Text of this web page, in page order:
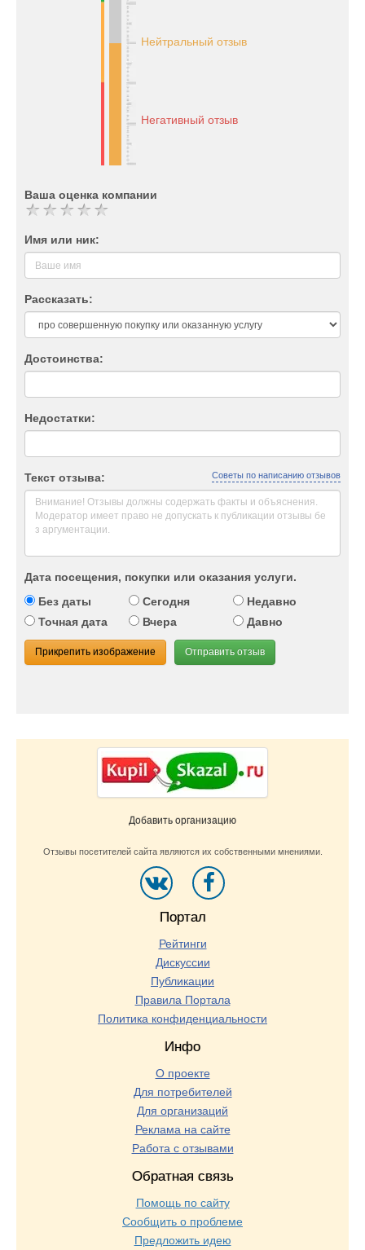
Нейтральный отзыв
Негативный отзыв
Ваша оценка компании
Имя или ник:
Рассказать:
Достоинства:
Недостатки:
Текст отзыва: Советы по написанию отзывов
Дата посещения, покупки или оказания услуги.
Без даты
Сегодня
Недавно
Точная дата
Вчера Давно
Прикрепить изображение Отправить отзыв
Добавить организацию
Отзывы посетителей сайта являются их собственными мнениями.
Портал
Рейтинги
Дискуссии
Публикации
Правила Портала
Политика конфиденциальности
Инфо
О проекте
Для потребителей
Для организаций
Реклама на сайте
Работа с отзывами
Обратная связь
Помощь по сайту
Сообщить о проблеме
Предложить идею